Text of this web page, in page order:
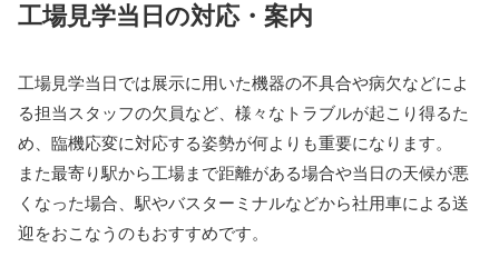
工場見学当日の対応・案内
工場見学当日では展示に用いた機器の不具合や病欠などによ
る担当スタッフの欠員など、様々なトラブルが起こり得るた
め、臨機応変に対応する姿勢が何よりも重要になります。
また最寄り駅から工場まで距離がある場合や当日の天候が悪
くなった場合、駅やバスターミナルなどから社用車による送
迎をおこなうのもおすすめです。